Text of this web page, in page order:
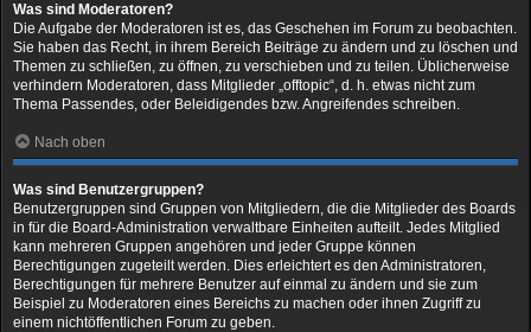
Was sind Moderatoren?
Die Aufgabe der Moderatoren ist es, das Geschehen im Forum zu beobachten.
Sie haben das Recht, in ihrem Bereich Beiträge zu ändern und zu löschen und
Themen zu schließen, zu öffnen, zu verschieben und zu teilen. Üblicherweise
verhindern Moderatoren, dass Mitglieder „offtopic“, d. h. etwas nicht zum
Thema Passendes, oder Beleidigendes bzw. Angreifendes schreiben.
Nach oben
Was sind Benutzergruppen?
Benutzergruppen sind Gruppen von Mitgliedern, die die Mitglieder des Boards
in für die Board-Administration verwaltbare Einheiten aufteilt. Jedes Mitglied
kann mehreren Gruppen angehören und jeder Gruppe können
Berechtigungen zugeteilt werden. Dies erleichtert es den Administratoren,
Berechtigungen für mehrere Benutzer auf einmal zu ändern und sie zum
Beispiel zu Moderatoren eines Bereichs zu machen oder ihnen Zugriff zu
einem nichtöffentlichen Forum zu geben.